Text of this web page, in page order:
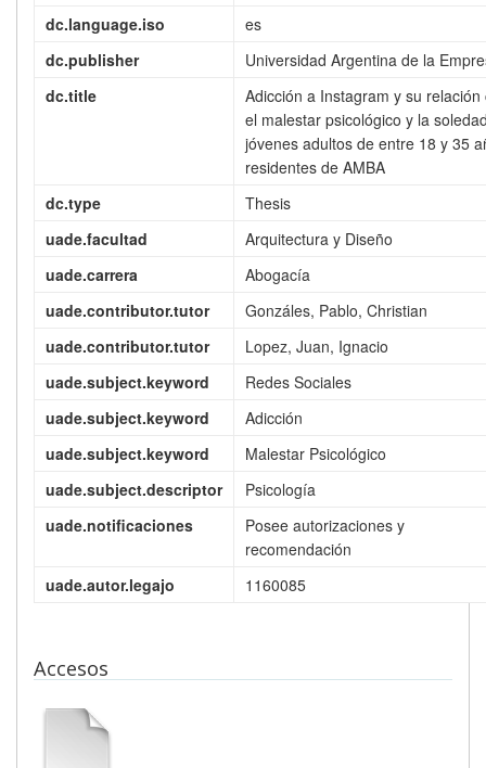
dc.language.iso
es
dc.publisher
Universidad Argentina de la
dc.title
Adicción a Instagram y su relación
el malestar psicológico y la
jóvenes adultos de entre 18 y 35
residentes de AMBA
dc.type
Thesis
uade.facultad
Arquitectura y Diseño
uade.carrera
Abogacía
uade.contributor.tutor
Gonzáles, Pablo, Christian
uade.contributor.tutor
Lopez, Juan, Ignacio
uade.subject.keyword
Redes Sociales
uade.subject.keyword
Adicción
uade.subject.keyword
Malestar Psicológico
uade.subject.descriptor
Psicología
uade.notificaciones
Posee autorizaciones y
recomendación
uade.autor.legajo
1160085
Accesos